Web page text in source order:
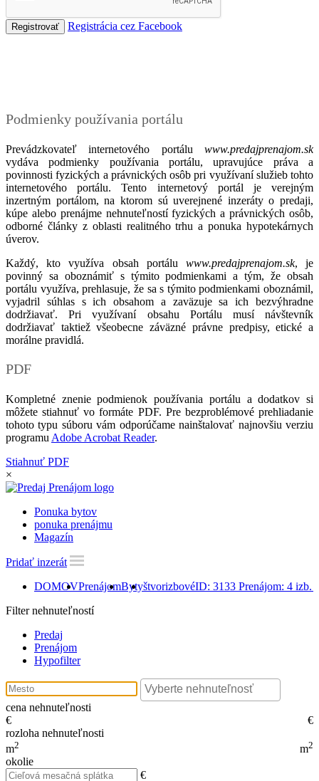
Registrácia cez Facebook
Podmienky používania portálu
Prevádzkovateľ internetového portálu www.predajprenajom.sk
vydáva podmienky používania portálu, upravujúce práva a
povinnosti fyzických a právnických osôb pri využívaní služieb tohto
internetového portálu. Tento internetový portál je verejným
inzertným portálom, na ktorom sú uverejnené inzeráty o predaji,
kúpe alebo prenájme nehnuteľností fyzických a právnických osôb,
odborné články z oblasti realitného trhu a ponuka hypotekárnych
úverov.
Každý, kto využíva obsah portálu www.predajprenajom.sk, je
povinný sa oboznámiť s týmito podmienkami a tým, že obsah
portálu využíva, prehlasuje, že sa s týmito podmienkami oboznámil,
vyjadril súhlas s ich obsahom a zaväzuje sa ich bezvýhradne
dodržiavať. Pri využívaní obsahu Portálu musí návštevník
dodržiavať taktiež všeobecne záväzné právne predpisy, etické a
morálne pravidlá.
PDF
Kompletné znenie podmienok používania portálu a dodatkov si
môžete stiahnuť vo formáte PDF. Pre bezproblémové prehliadanie
tohoto typu súboru vám odporúčame nainštalovať najnovšiu verziu
programu Adobe Acrobat Reader.
Stiahnuť PDF
×
Ponuka bytov
ponuka prenájmu
Magazín
Pridať inzerát
DOMOVPrenájomBytyštvorizbovéID: 3133 Prenájom: 4 izb.
Filter nehnuteľností
Predaj
Prenájom
Hypofilter
cena nehnuteľnosti
€
€
rozloha nehnuteľnosti
m2 m2
okolie
€